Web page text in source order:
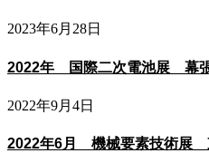
2023年6月28日
2022年 国際二次電池展 幕
2022年9月4日
2022年6月 機械要素技術展